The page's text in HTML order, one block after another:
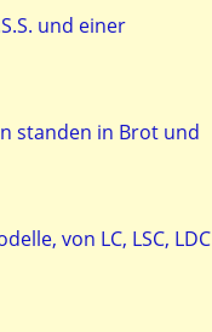
und einer
standen in Brot und
von LC, LSC, LDC